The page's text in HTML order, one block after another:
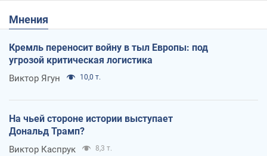
Мнения
Кремль переносит войну в тыл Европы: под
угрозой критическая логистика
Виктор Ягун 10,0 т.
На чьей стороне истории выступает
Дональд Трамп?
Виктор Каспрук 8,3 т.